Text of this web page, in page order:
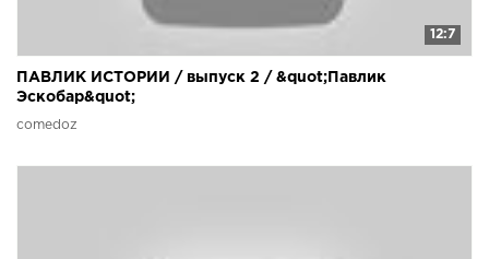
12:7
ПАВЛИК ИСТОРИИ / выпуск 2 / &quot;Павлик
Эскобар&quot;
comedoz